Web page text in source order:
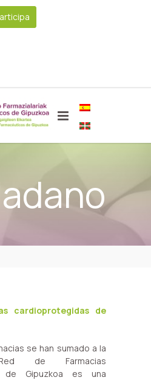
cardioprotegidas de
se han sumado a la
de Farmacias
de Gipuzkoa es una